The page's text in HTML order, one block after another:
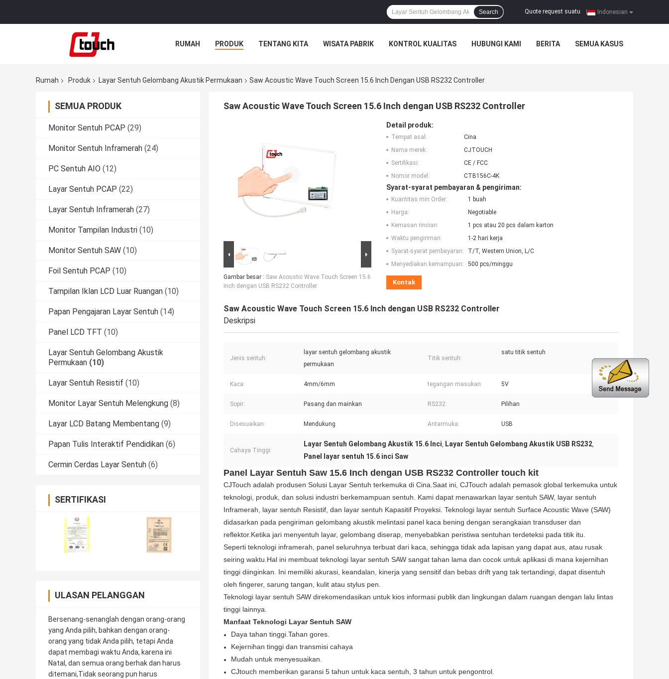
Indonesian
Quote request suatu
Search
RUMAH PRODUK TENTANG KITA WISATA PABRIK KONTROL KUALITAS HUBUNGI KAMI BERITA SEMUA KASUS
Rumah Produk Layar Sentuh Gelombang Akustik Permukaan Saw Acoustic Wave Touch Screen 15.6 Inch Dengan USB RS232 Controller
SEMUA PRODUK
Monitor Sentuh PCAP (29)
Monitor Sentuh Inframerah (24)
PC Sentuh AIO (12)
Layar Sentuh PCAP (22)
Layar Sentuh Inframerah (27)
Monitor Tampilan Industri (10)
Monitor Sentuh SAW (10)
Foil Sentuh PCAP (10)
Tampilan Iklan LCD Luar Ruangan (10)
Papan Pengajaran Layar Sentuh (14)
Panel LCD TFT (10)
Layar Sentuh Gelombang Akustik
Permukaan (10)
Layar Sentuh Resistif (10)
Monitor Layar Sentuh Melengkung (8)
Layar LCD Batang Membentang (9)
Papan Tulis Interaktif Pendidikan (6)
Cermin Cerdas Layar Sentuh (6)
SERTIFIKASI
ULASAN PELANGGAN
Bersenang-senanglah dengan orang-orang
yang Anda pilih, bahkan dengan orang-
orang yang tidak Anda pilih, tetapi Anda
dapat membagi waktu Anda, karena ini
Natal, dan semua orang berhak dan harus
ditemani,Tidak seorang pun harus
Saw Acoustic Wave Touch Screen 15.6 Inch dengan USB RS232 Controller
Gambar besar : Saw Acoustic Wave Touch Screen 15.6
Inch dengan USB RS232 Controller
Detail produk:
Tempat asal:
Cina
Nama merek:
CJTOUCH
Sertifikasi:
CE / FCC
Nomor model:
CTB156C-4K
Syarat-syarat pembayaran & pengiriman:
Kuantitas min Order:
1 buah
Harga:
Negotiable
Kemasan rincian:
1 pcs atau 20 pcs dalam karton
Waktu pengiriman:
1-2 hari kerja
Syarat-syarat pembayaran:
T/T, Western Union, L/C
Menyediakan kemampuan:
500 pcs/minggu
Kontak
Saw Acoustic Wave Touch Screen 15.6 Inch dengan USB RS232 Controller
Deskripsi
Jenis sentuh:
layar sentuh gelombang akustik
permukaan
Titik sentuh:
satu titik sentuh
Kaca: 4mm/6mm tegangan masukan: 5V
Sopir: Pasang dan mainkan RS232: Pilihan
Disesuaikan: Mendukung Antarmuka: USB
Cahaya Tinggi:
Layar Sentuh Gelombang Akustik 15.6 Inci, Layar Sentuh Gelombang Akustik USB RS232,
Panel layar sentuh 15.6 inci Saw
Panel Layar Sentuh Saw 15.6 Inch dengan USB RS232 Controller touch kit
CJTouch adalah produsen Solusi Layar Sentuh terkemuka di Cina.Saat ini, CJTouch adalah pemasok global terkemuka untuk
teknologi, produk, dan solusi industri berkemampuan sentuh. Kami dapat menawarkan layar sentuh SAW, layar sentuh
Inframerah, layar sentuh Resistif, dan layar sentuh Kapasitif Proyeksi. Teknologi layar sentuh Surface Acoustic Wave (SAW)
didasarkan pada pengiriman gelombang akustik melintasi panel kaca bening dengan serangkaian transduser dan
reflektor.Ketika jari menyentuh layar, gelombang diserap, menyebabkan peristiwa sentuhan terdeteksi pada titik itu.
Seperti teknologi inframerah, panel seluruhnya terbuat dari kaca, sehingga tidak ada lapisan yang dapat aus, atau rusak
seiring waktu.Hal ini membuat teknologi layar sentuh SAW sangat tahan lama dan cocok untuk aplikasi di mana kejernihan
tinggi diinginkan. Ini memiliki akurasi, keandalan, kinerja yang sensitif dan bebas drift yang tak tertandingi, dapat disentuh
oleh fingerer, sarung tangan, kulit atau stylus pen.
Teknologi layar sentuh SAW direkomendasikan untuk kios informasi publik dan lingkungan dalam ruangan dengan lalu lintas
tinggi lainnya.
Manfaat Teknologi Layar Sentuh SAW
Daya tahan tinggi.Tahan gores.
Kejernihan tinggi dan transmisi cahaya
Mudah untuk menyesuaikan.
CJtouch memberikan garansi 5 tahun untuk kaca sentuh, 3 tahun untuk pengontrol.